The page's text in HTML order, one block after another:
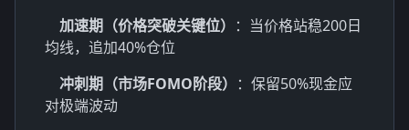
加速期（价格突破关键位） ：当价格站稳200日
均线，追加40%仓位
冲刺期（市场FOMO阶段） ：保留50%现金应
对极端波动